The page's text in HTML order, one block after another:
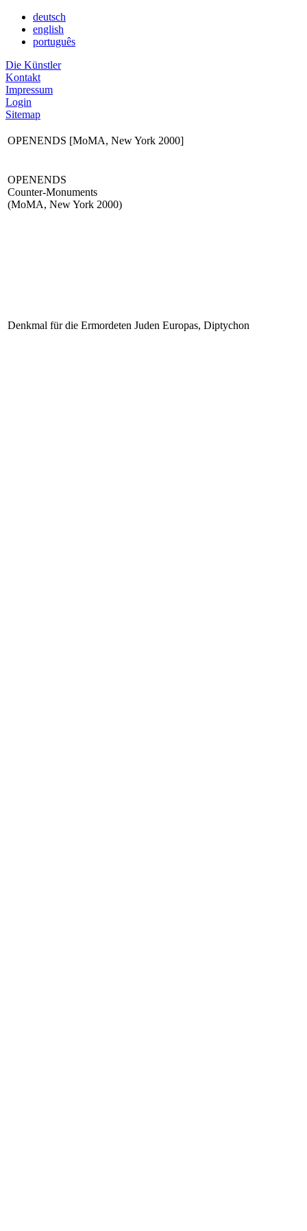
deutsch
english
português
Die Künstler
Kontakt
Impressum
Login
Sitemap
OPENENDS [MoMA, New York 2000]
OPENENDS
Counter-Monuments
(MoMA, New York 2000)
Denkmal für die Ermordeten Juden Europas, Diptychon